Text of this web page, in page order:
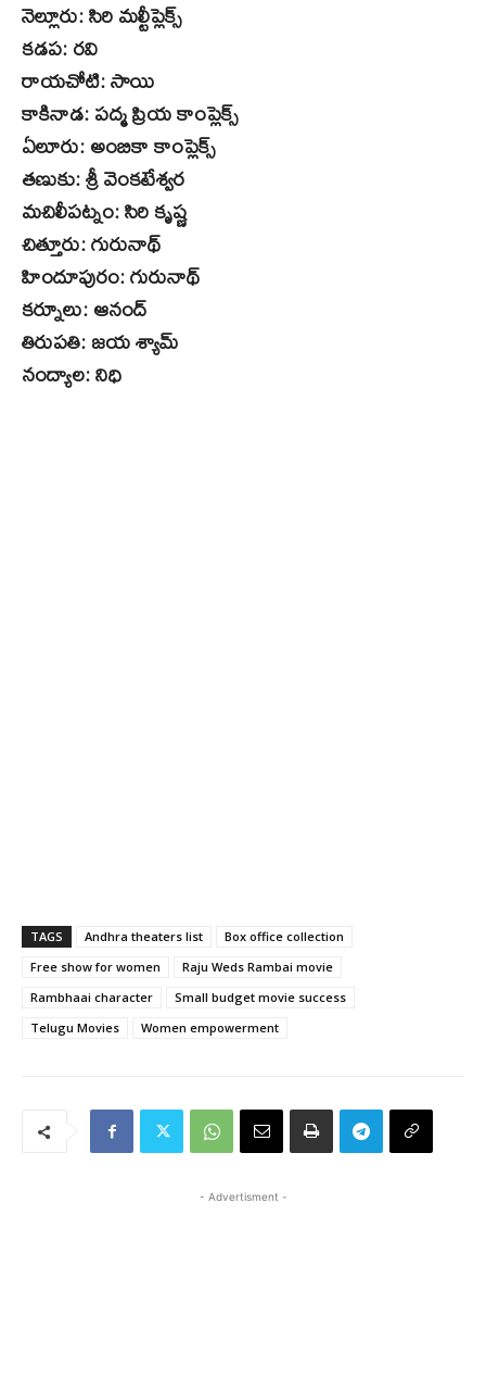
నెల్లూరు: సిరి మల్టీప్లెక్స్
కడప: రవి
రాయచోటి: సాయి
కాకినాడ: పద్మ ప్రియ కాంప్లెక్స్
ఏలూరు: అంబికా కాంప్లెక్స్
తణుకు: శ్రీ వెంకటేశ్వర
మచిలీపట్నం: సిరి కృష్ణ
చిత్తూరు: గురునాథ్
హిందూపురం: గురునాథ్
కర్నూలు: ఆనంద్
తిరుపతి: జయ శ్యామ్
నంద్యాల: నిధి
TAGS Andhra theaters list
Box office collection
Free show for women
Raju Weds Rambai movie
Rambhaai character
Small budget movie success
Telugu Movies
Women empowerment
- Advertisment -